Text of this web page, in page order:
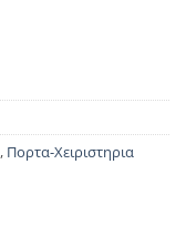
, Πορτα-Χειριστηρια